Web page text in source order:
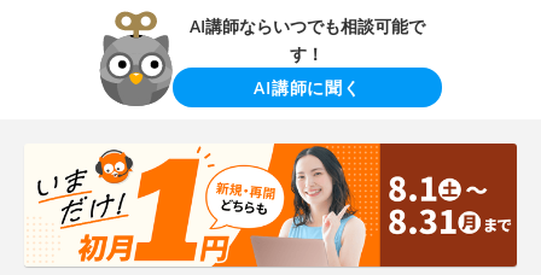
AI講師ならいつでも相談可能で
す！
AI講師に聞く